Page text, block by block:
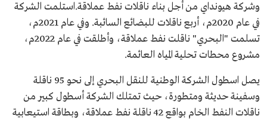
وشركة هيونداي من أجل بناء ناقلات نفط عملاقة.استلمت الشركة
في عام 2020م، أربع ناقلات للبضائع السائبة. وفي عام 2021م،
تسلمت "البحري" ناقلت نفط عملاقة، وأطلقت في عام 2022م،
مشروع محطات تحلية المياه العائمة.
يصل اسطول الشركة الوطنية للنقل البحري إلى نحو 95 ناقلة
وسفينة حديثة ومتطورة، حيث تمتلك الشركة أسطول كبير من
ناقلات النفط الخام بواقع 42 ناقلة نفط عملاقة، وبطاقة استيعابية